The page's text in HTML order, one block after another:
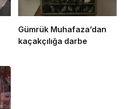
Gümrük Muhafaza’dan
kaçakçılığa darbe